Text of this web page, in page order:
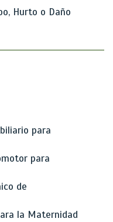
Hurto o Daño
para
para
de
la Maternidad